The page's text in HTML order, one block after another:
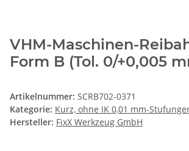
VHM-Maschinen-
Form B (Tol. 0/+0,005
Artikelnummer: SCRB702-0371
Kategorie: Kurz, ohne IK 0,01 mm-
Hersteller: FixX Werkzeug GmbH